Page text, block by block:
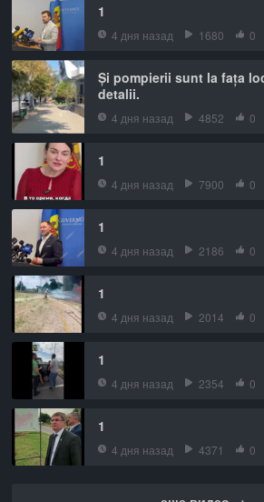
1
4 дня назад 1680 0
Și pompierii sunt la fața
detalii.
4 дня назад 4852 0
1
4 дня назад 7900 0
1
4 дня назад 2186 0
1
4 дня назад 2014 0
1
4 дня назад 2354 0
1
4 дня назад 4371 0